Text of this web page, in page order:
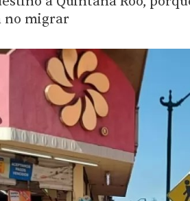
no migrar